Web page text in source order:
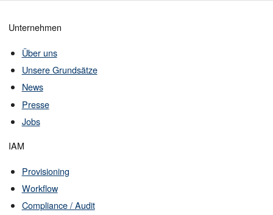
Unternehmen
Über uns
Unsere Grundsätze
News
Presse
Jobs
IAM
Provisioning
Workflow
Compliance / Audit